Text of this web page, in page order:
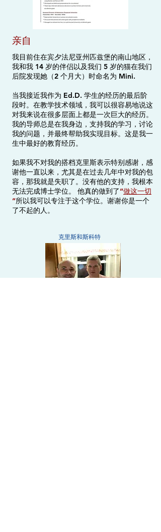
亲自
我目前住在宾夕法尼亚州匹兹堡的南山地区，
我和我 14 岁的伴侣以及我们 5 岁的猫在我们
后院发现她（2 个月大）时命名为 Mini.
当我接近我作为 Ed.D. 学生的经历的最后阶
段时。在教学技术领域，我可以很容易地说这
对我来说在很多层面上都是一次巨大的经历。
我的导师总是在我身边，支持我的学习，讨论
我的问题，并最终帮助我实现目标。这是我一
生中最好的教育经历。
如果我不对我的搭档克里斯表示特别感谢，感
谢他一直以来，尤其是在过去几年中对我的包
容，那我就是失职了。没有他的支持，我根本
无法完成博士学位。 他真的做到了“做这一切
“所以我可以专注于这个学位。谢谢你是一个
了不起的人。
克里斯和斯科特